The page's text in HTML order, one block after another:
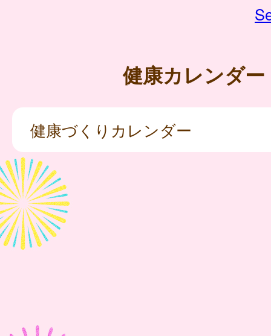
健康カレンダー
健康づくりカレンダー